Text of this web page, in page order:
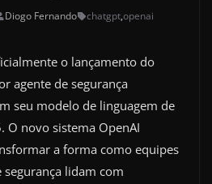
Diogo Fernando chatgpt,openai
o lançamento do
agente de segurança
seu modelo de linguagem de
. O novo sistema OpenAI
a forma como equipes
lidam com